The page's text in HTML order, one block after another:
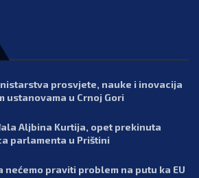
prosvjete, nauke i inovacija
ustanovama u Crnoj Gori
Aljbina Kurtija, opet prekinuta
parlamenta u Prištini
nećemo praviti problem na putu ka EU